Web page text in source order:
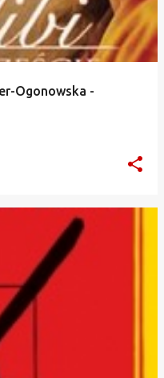
Ogonowska -